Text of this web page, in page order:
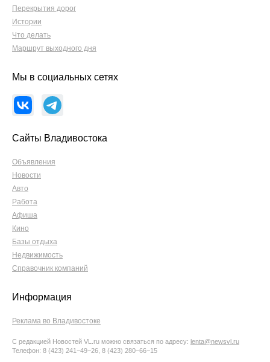
Перекрытия дорог
Истории
Что делать
Маршрут выходного дня
Мы в социальных сетях
Сайты Владивостока
Объявления
Новости
Авто
Работа
Афиша
Кино
Базы отдыха
Недвижимость
Справочник компаний
Информация
Реклама во Владивостоке
С редакцией Новостей VL.ru можно связаться по адресу: lenta@newsvl.ru
Телефон: 8 (423) 241−49−26, 8 (423) 280−66−15